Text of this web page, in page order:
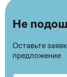
Не
Оставьте
предложение